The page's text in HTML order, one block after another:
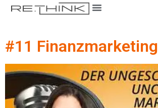
#11 Finanzmarketing